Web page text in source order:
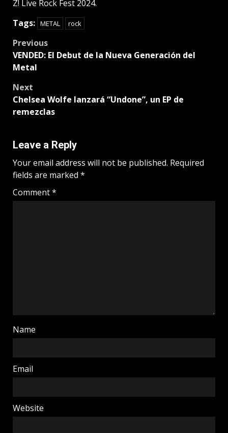
Z! Live Rock Fest 2024.
Tags: METAL rock
Post
navigation
Previous
VENDED: El Debut de la Nueva Generación del
Metal
Next
Chelsea Wolfe lanzará “Undone”, un EP de
remezclas
Leave a Reply
Your email address will not be published. Required
fields are marked *
Comment*
Name
Email
Website